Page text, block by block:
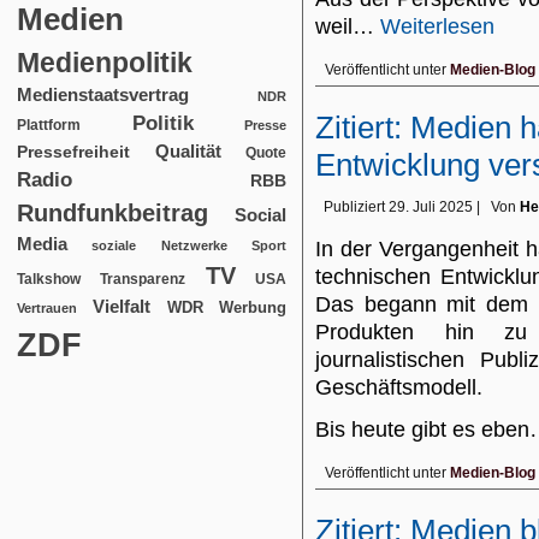
Medien
Medienpolitik
Medienstaatsvertrag NDR
Plattform Politik Presse
Pressefreiheit Qualität Quote
Radio RBB
Rundfunkbeitrag
Social
Media
soziale Netzwerke Sport
Talkshow Transparenz TV USA
Vertrauen Vielfalt WDR Werbung
ZDF
weil… Weiterlesen
Veröffentlicht unter Medien-Blog
Zitiert: Medien
Entwicklung
Publiziert 29. Juli 2025 Von
In der Vergangenheit
technischen
Das begann mit dem
Produkten hin
journalistischen
Geschäftsmodell.
Bis heute gibt es
Veröffentlicht unter Medien-Blog
Zitiert: Medien